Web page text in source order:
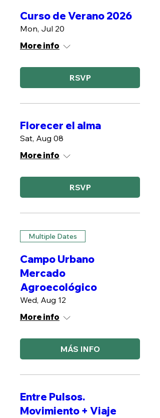
Curso de Verano 2026
Mon, Jul 20
More info
RSVP
Florecer el alma
Sat, Aug 08
More info
RSVP
Multiple Dates
Campo Urbano
Mercado
Agroecológico
Wed, Aug 12
More info
MÁS INFO
Entre Pulsos.
Movimiento + Viaje